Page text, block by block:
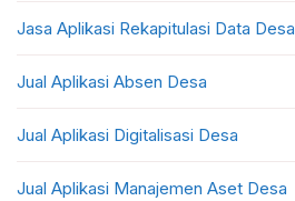
Jasa Aplikasi Rekapitulasi Data Desa
Jual Aplikasi Absen Desa
Jual Aplikasi Digitalisasi Desa
Jual Aplikasi Manajemen Aset Desa